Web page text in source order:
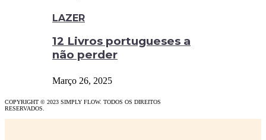
LAZER
12 Livros portugueses a
não perder
Março 26, 2025
COPYRIGHT © 2023 SIMPLY FLOW. TODOS OS DIREITOS
RESERVADOS.